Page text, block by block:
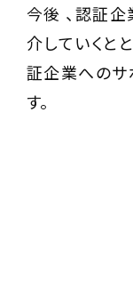
今後 、認証
介していくと
証企業へのサ